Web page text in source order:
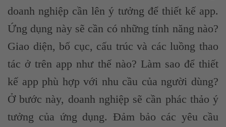
doanh nghiệp cần lên ý tưởng để thiết kế app.
Ứng dụng này sẽ cần có những tính năng nào?
Giao diện, bố cục, cấu trúc và các luồng thao
tác ở trên app như thế nào? Làm sao để thiết
kế app phù hợp với nhu cầu của người dùng?
Ở bước này, doanh nghiệp sẽ cần phác thảo ý
tưởng của ứng dụng. Đảm bảo các yêu cầu